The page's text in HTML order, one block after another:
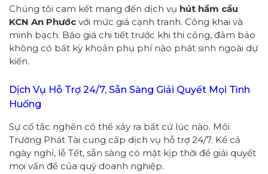
Chúng tôi cam kết mang đến dịch vụ hút hầm cầu
KCN An Phước với mức giá cạnh tranh. Công khai và
minh bạch. Báo giá chi tiết trước khi thi công, đảm bảo
không có bất kỳ khoản phụ phí nào phát sinh ngoài dự
kiến.
Dịch Vụ Hỗ Trợ 24/7, Sẵn Sàng Giải Quyết Mọi Tình
Huống
Sự cố tắc nghẽn có thể xảy ra bất cứ lúc nào. Môi
Trường Phát Tài cung cấp dịch vụ hỗ trợ 24/7. Kể cả
ngày nghỉ, lễ Tết, sẵn sàng có mặt kịp thời để giải quyết
mọi vấn đề của quý doanh nghiệp.